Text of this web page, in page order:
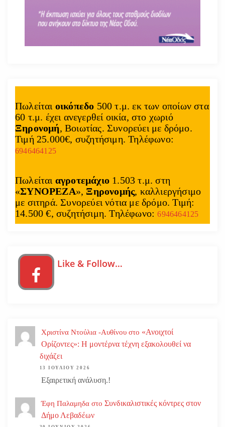
Πωλείται οικόπεδο 500 τ.μ. εκ των οποίων στα
60 τ.μ. έχει ανεγερθεί οικία, στο χωριό
Ξηρονομή, Βοιωτίας. Συνορεύει με δρόμο.
Τιμή 25.000€, συζητήσιμη. Τηλέφωνο:
6946464125
Πωλείται αγροτεμάχιο 1.503 τ.μ. στη
«ΣΥΝΟΡΕΖΑ», Ξηρονομής, καλλιεργήσιμο
με σιτηρά. Συνορεύει νότια με δρόμο. Τιμή:
14.500 €, συζητήσιμη. Τηλέφωνο:6946464125
Like & Follow…
Χριστίνα Ντούλια -Αυθίνου στο «Ανοιχτοί
Ορίζοντες»: Η μοντέρνα τέχνη εξακολουθεί να
διχάζει
13 ΙΟΥΛΊΟΥ 2026
Εξαιρετική ανάλυση.!
Έφη Παλαμηδα στο Συνδικαλιστικές κόντρες στον
Δήμο Λεβαδέων